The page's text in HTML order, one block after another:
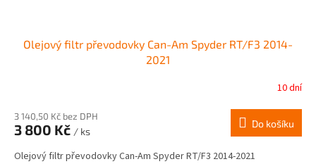
Olejový filtr převodovky Can-Am Spyder RT/F3 2014-
2021
10 dní
3 140,50 Kč bez DPH
3 800 Kč / ks
Do košíku
Olejový filtr převodovky Can-Am Spyder RT/F3 2014-2021